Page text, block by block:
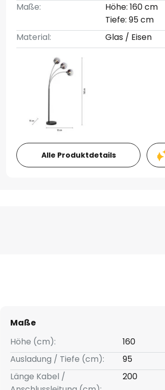
Maße:
Höhe: 160 cm
Tiefe: 95 cm
Material:
Glas / Eisen
Alle Produktdetails
Maße
Höhe (cm):
160
Ausladung / Tiefe (cm):
95
Länge Kabel /
200